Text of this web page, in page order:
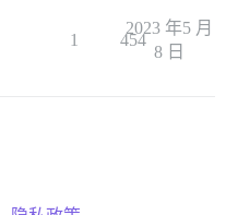
1 454
2023 年5 月
8 日